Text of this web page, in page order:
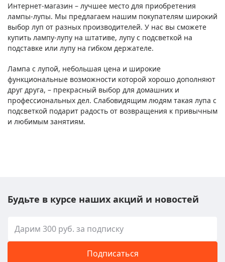
Интернет-магазин – лучшее место для приобретения
лампы-лупы. Мы предлагаем нашим покупателям широкий
выбор луп от разных производителей. У нас вы сможете
купить лампу-лупу на штативе, лупу с подсветкой на
подставке или лупу на гибком держателе.
Лампа с лупой, небольшая цена и широкие
функциональные возможности которой хорошо дополняют
друг друга, – прекрасный выбор для домашних и
профессиональных дел. Слабовидящим людям такая лупа с
подсветкой подарит радость от возвращения к привычным
и любимым занятиям.
Будьте в курсе наших акций и новостей
Подписаться